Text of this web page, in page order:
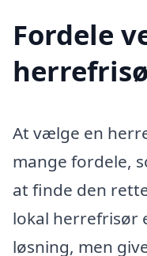
Fordele
At vælge en
mange fordele,
at finde den
lokal herrefrisør
løsning, men